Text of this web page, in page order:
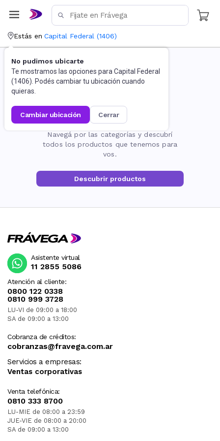
Estás en Capital Federal (1406)
No pudimos ubicarte
Te mostramos las opciones para Capital Federal
(1406). Podés cambiar tu ubicación cuando
quieras.
cambiar ubicación cerrar
La página no existe
Navegá por las categorías y descubrí
todos los productos que tenemos para
vos.
Descubrir productos
Atención al cliente:
0800 122 0338
0810 999 3728
LU-VI de 09:00 a 18:00
SA de 09:00 a 13:00
Cobranza de créditos:
cobranzas@fravega.com.ar
Servicios a empresas:
Ventas corporativas
Venta telefónica:
0810 333 8700
LU-MIE de 08:00 a 23:59
JUE-VIE de 08:00 a 20:00
SA de 09:00 a 13:00
Asistente virtual
11 2855 5086